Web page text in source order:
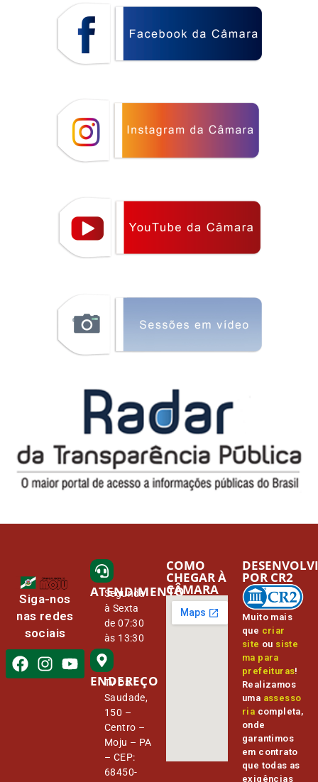
Siga-nos
nas redes
sociais
ATENDIMENTO
Segunda
à Sexta
de 07:30
às 13:30
ENDEREÇO
Tv Da
Saudade,
150 –
Centro –
Moju – PA
– CEP:
68450-
COMO
CHEGAR À
CÂMARA
Muito mais
que criar
site ou siste
ma para
prefeituras!
Realizamos
uma assesso
ria completa,
onde
garantimos
em contrato
que todas as
exigências
POR CR2